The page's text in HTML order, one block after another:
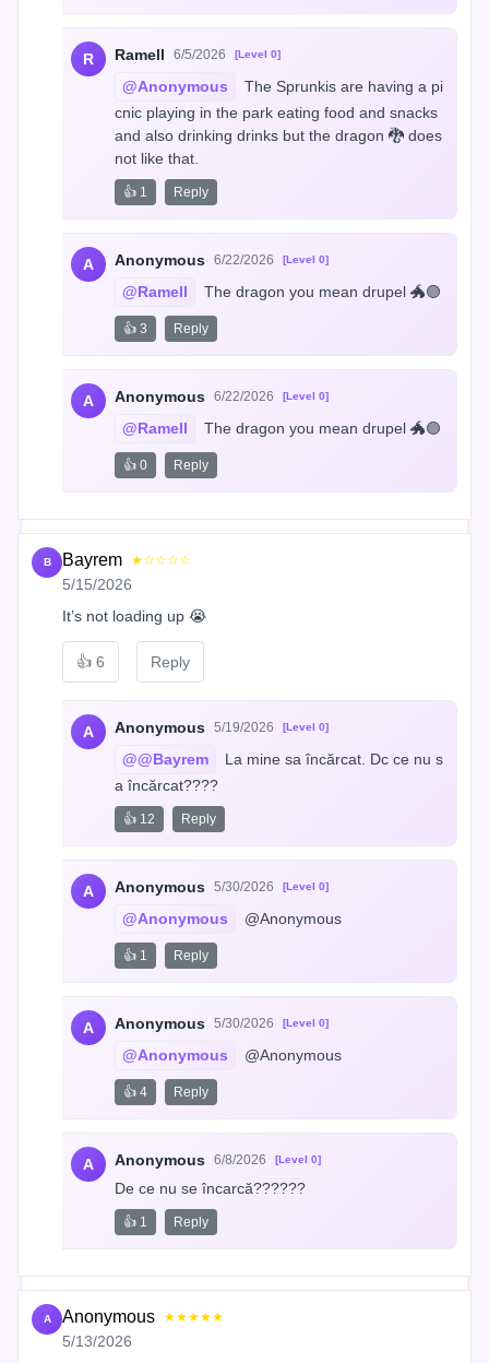
R Ramell 6/5/2026 [Level 0]
@Anonymous
The Sprunkis are having a pi
cnic playing in the park eating food and snacks
and also drinking drinks but the dragon 🐉 does
not like that.
👍 1 Reply
A Anonymous 6/22/2026 [Level 0]
@Ramell The dragon you mean drupel 🐲🟣
👍 3 Reply
A Anonymous 6/22/2026 [Level 0]
@Ramell The dragon you mean drupel 🐲🟣
👍 0 Reply
B Bayrem ★☆☆☆☆
5/15/2026
It’s not loading up 😭
👍 6 Reply
A Anonymous 5/19/2026 [Level 0]
@@Bayrem
La mine sa încărcat. Dc ce nu s
a încărcat????
👍 12 Reply
A Anonymous 5/30/2026 [Level 0]
@Anonymous @Anonymous
👍 1 Reply
A Anonymous 5/30/2026 [Level 0]
@Anonymous @Anonymous
👍 4 Reply
A Anonymous 6/8/2026 [Level 0]
De ce nu se încarcă??????
👍 1 Reply
A Anonymous ★★★★★
5/13/2026